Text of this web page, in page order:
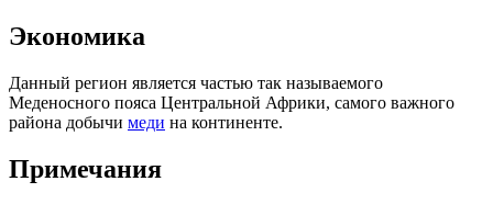
Экономика
Данный регион является частью так называемого
Меденосного пояса Центральной Африки, самого важного
района добычи меди на континенте.
Примечания